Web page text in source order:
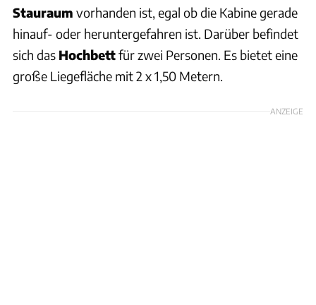
Stauraum vorhanden ist, egal ob die Kabine gerade
hinauf- oder heruntergefahren ist. Darüber befindet
sich das Hochbettfür zwei Personen. Es bietet eine
große Liegefläche mit 2 x 1,50 Metern.
ANZEIGE